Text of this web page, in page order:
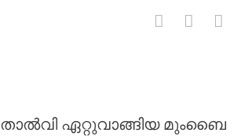
മുംബൈ
ഏറ്റുവാങ്ങിയ മുംബൈ